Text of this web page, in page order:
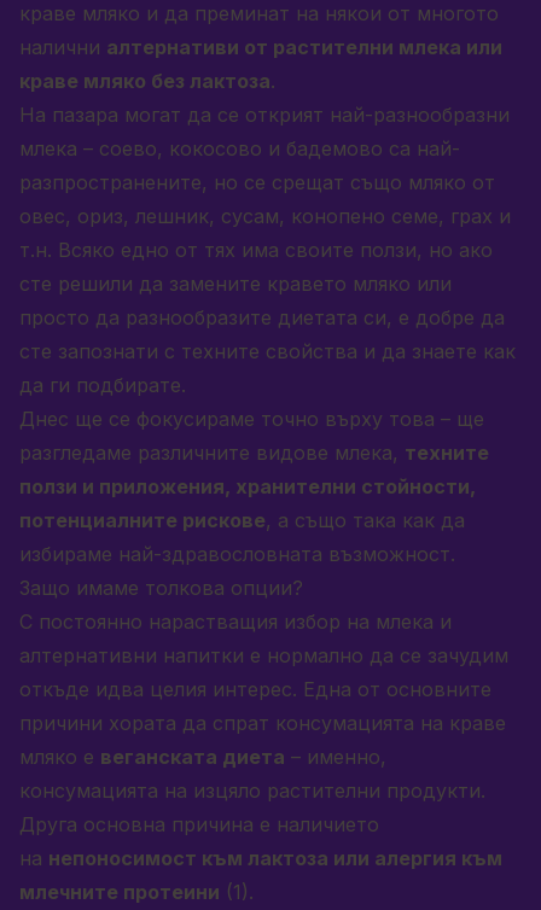
краве мляко и да преминат на някои от многото
налични алтернативи от растителни млека или
краве мляко без лактоза.
На пазара могат да се открият най-разнообразни
млека – соево, кокосово и бадемово са най-
разпространените, но се срещат също мляко от
овес, ориз, лешник, сусам, конопено семе, грах и
т.н. Всяко едно от тях има своите ползи, но ако
сте решили да замените кравето мляко или
просто да разнообразите диетата си, е добре да
сте запознати с техните свойства и да знаете как
да ги подбирате.
Днес ще се фокусираме точно върху това – ще
разгледаме различните видове млека, техните
ползи и приложения, хранителни стойности,
потенциалните рискове, а също така как да
избираме най-здравословната възможност.
Защо имаме толкова опции?
С постоянно нарастващия избор на млека и
алтернативни напитки е нормално да се зачудим
откъде идва целия интерес. Една от основните
причини хората да спрат консумацията на краве
мляко е веганската диета – именно,
консумацията на изцяло растителни продукти.
Друга основнa причинa е наличието
на непоносимост към лактоза или алергия към
млечните протеини (1).